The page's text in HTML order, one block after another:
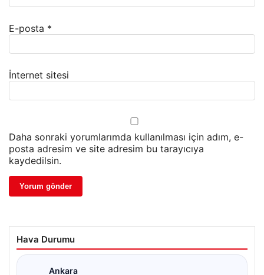
E-posta *
İnternet sitesi
Daha sonraki yorumlarımda kullanılması için adım, e-
posta adresim ve site adresim bu tarayıcıya
kaydedilsin.
Hava Durumu
Ankara